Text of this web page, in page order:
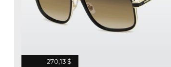
270,13 $